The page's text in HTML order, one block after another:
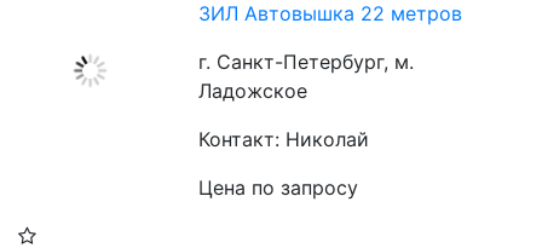
ЗИЛ Автовышка 22 метров
г. Санкт-Петербург, м.
Ладожское
Контакт: Николай
Цена по запросу